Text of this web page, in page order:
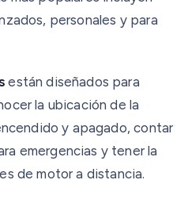
personales y para
están diseñados para
la ubicación de la
y apagado, contar
emergencias y tener la
de motor a distancia.